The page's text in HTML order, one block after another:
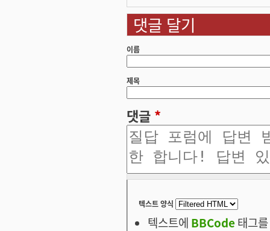
댓글 달기
이름
제목
댓글 *
텍스트 양식
텍스트에 BBCode태그